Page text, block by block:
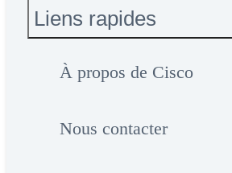
Liens rapides
À propos de Cisco
Nous contacter